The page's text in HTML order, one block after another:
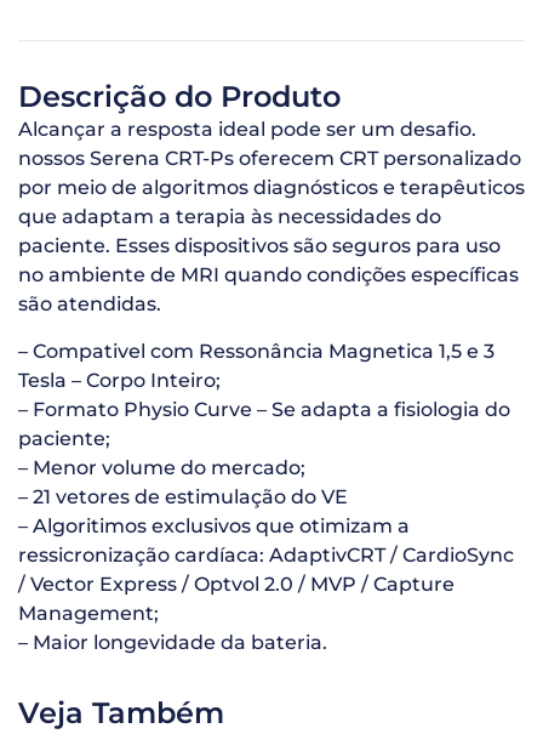
Descrição do Produto
Alcançar a resposta ideal pode ser um desafio.
nossos Serena CRT-Ps oferecem CRT personalizado
por meio de algoritmos diagnósticos e terapêuticos
que adaptam a terapia às necessidades do
paciente. Esses dispositivos são seguros para uso
no ambiente de MRI quando condições específicas
são atendidas.
– Compativel com Ressonância Magnetica 1,5 e 3
Tesla – Corpo Inteiro;
– Formato Physio Curve – Se adapta a fisiologia do
paciente;
– Menor volume do mercado;
– 21 vetores de estimulação do VE
– Algoritimos exclusivos que otimizam a
ressicronização cardíaca: AdaptivCRT / CardioSync
/ Vector Express / Optvol 2.0 / MVP / Capture
Management;
– Maior longevidade da bateria.
Veja Também